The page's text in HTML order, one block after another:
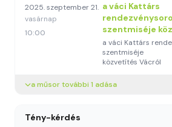
2025. szeptember 21.
vasárnap
10:00
a váci Kattárs
szentmiséje
a váci Kattárs
szentmiséje
közvetítés Vácról
a műsor további 1 adása
Tény-kérdés